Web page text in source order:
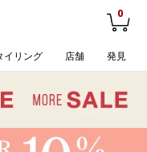
0
イリング 店舗 発見